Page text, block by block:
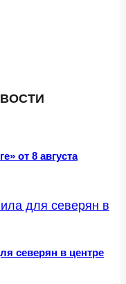
от 8 августа
северян в центре